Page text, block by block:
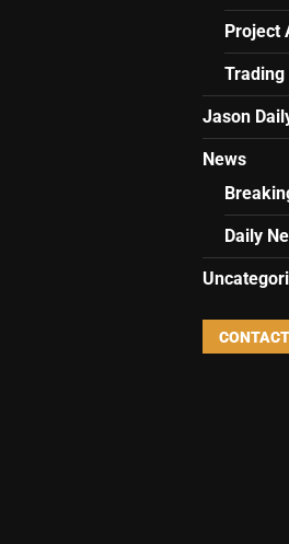
Project
Trading
Jason
News
Daily